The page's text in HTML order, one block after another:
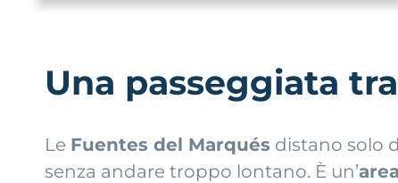
Una passeggiata
Le Fuentes del Marqués distano solo
senza andare troppo lontano. È un’